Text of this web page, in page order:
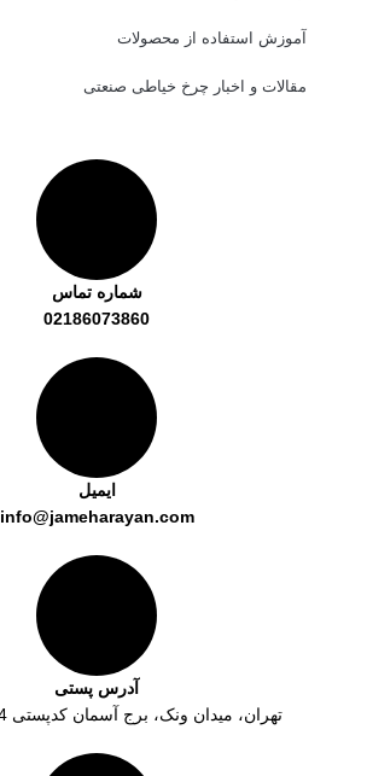
آموزش استفاده از محصولات
مقالات و اخبار چرخ خیاطی صنعتی
شماره تماس
02186073860
ایمیل
info@jameharayan.com
آدرس پستی
تهران، میدان ونک، برج آسمان کدپستی 1991945194